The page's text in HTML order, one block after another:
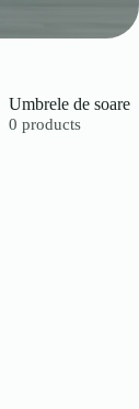
Umbrele de soare
0 products